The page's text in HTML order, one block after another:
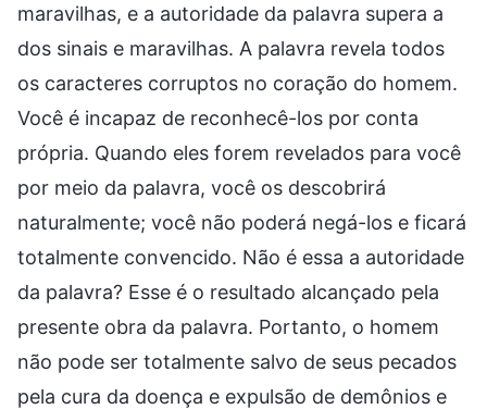
maravilhas, e a autoridade da palavra supera a
dos sinais e maravilhas. A palavra revela todos
os caracteres corruptos no coração do homem.
Você é incapaz de reconhecê-los por conta
própria. Quando eles forem revelados para você
por meio da palavra, você os descobrirá
naturalmente; você não poderá negá-los e ficará
totalmente convencido. Não é essa a autoridade
da palavra? Esse é o resultado alcançado pela
presente obra da palavra. Portanto, o homem
não pode ser totalmente salvo de seus pecados
pela cura da doença e expulsão de demônios e